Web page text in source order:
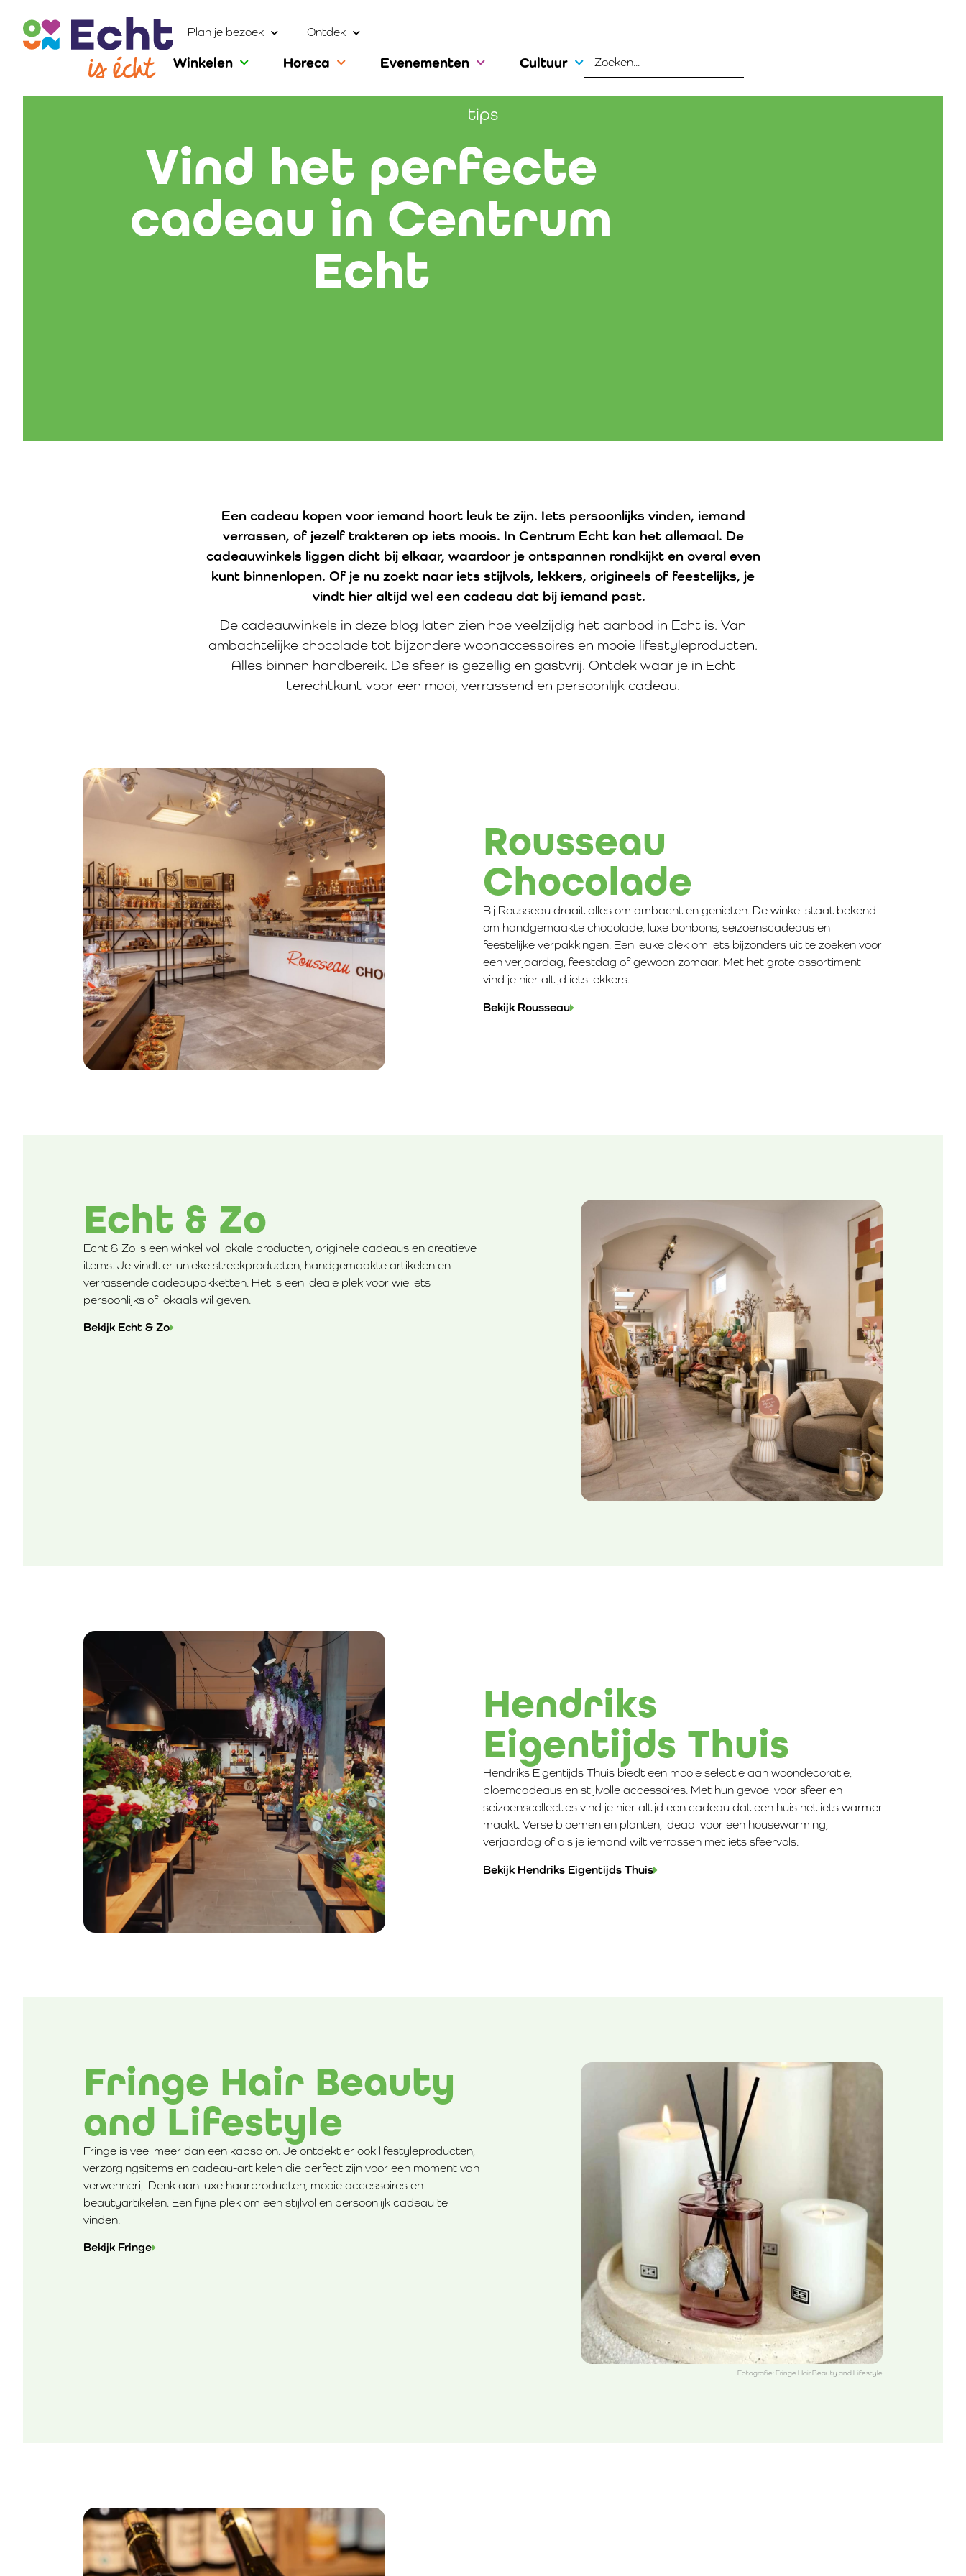
Plan je bezoek Ontdek
Winkelen Horeca Evenementen Cultuur
tips
Vind het perfecte
cadeau in Centrum
Echt
Een cadeau kopen voor iemand hoort leuk te zijn. Iets persoonlijks vinden, iemand
verrassen, of jezelf trakteren op iets moois. In Centrum Echt kan het allemaal. De
cadeauwinkels liggen dicht bij elkaar, waardoor je ontspannen rondkijkt en overal even
kunt binnenlopen. Of je nu zoekt naar iets stijlvols, lekkers, origineels of feestelijks, je
vindt hier altijd wel een cadeau dat bij iemand past.
De cadeauwinkels in deze blog laten zien hoe veelzijdig het aanbod in Echt is. Van
ambachtelijke chocolade tot bijzondere woonaccessoires en mooie lifestyleproducten.
Alles binnen handbereik. De sfeer is gezellig en gastvrij. Ontdek waar je in Echt
terechtkunt voor een mooi, verrassend en persoonlijk cadeau.
Rousseau
Chocolade
Bij Rousseau draait alles om ambacht en genieten. De winkel staat bekend
om handgemaakte chocolade, luxe bonbons, seizoenscadeaus en
feestelijke verpakkingen. Een leuke plek om iets bijzonders uit te zoeken voor
een verjaardag, feestdag of gewoon zomaar. Met het grote assortiment
vind je hier altijd iets lekkers.
Bekijk Rousseau
Echt & Zo
Echt & Zo is een winkel vol lokale producten, originele cadeaus en creatieve
items. Je vindt er unieke streekproducten, handgemaakte artikelen en
verrassende cadeaupakketten. Het is een ideale plek voor wie iets
persoonlijks of lokaals wil geven.
Bekijk Echt & Zo
Hendriks
Eigentijds Thuis
Hendriks Eigentijds Thuis biedt een mooie selectie aan woondecoratie,
bloemcadeaus en stijlvolle accessoires. Met hun gevoel voor sfeer en
seizoenscollecties vind je hier altijd een cadeau dat een huis net iets warmer
maakt. Verse bloemen en planten, ideaal voor een housewarming,
verjaardag of als je iemand wilt verrassen met iets sfeervols.
Bekijk Hendriks Eigentijds Thuis
Fringe Hair Beauty
and Lifestyle
Fringe is veel meer dan een kapsalon. Je ontdekt er ook lifestyleproducten,
verzorgingsitems en cadeau-artikelen die perfect zijn voor een moment van
verwennerij. Denk aan luxe haarproducten, mooie accessoires en
beautyartikelen. Een fijne plek om een stijlvol en persoonlijk cadeau te
vinden.
Bekijk Fringe
Fotografie: Fringe Hair Beauty and Lifestyle